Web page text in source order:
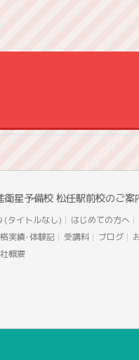
衛星予備校 松任駅前校のご案
(タイトルなし) はじめての方へ
実績･体験記
受講料 ブログ
概要